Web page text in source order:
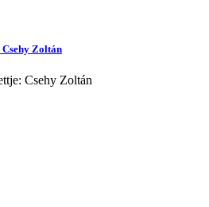
Zoltán
Csehy Zoltán